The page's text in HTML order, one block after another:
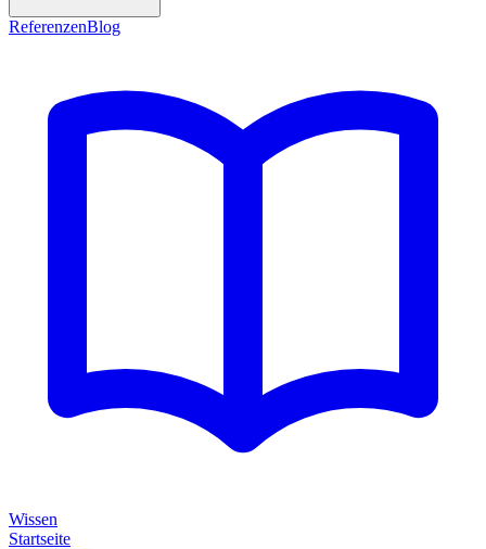
ReferenzenBlog
Wissen
Startseite